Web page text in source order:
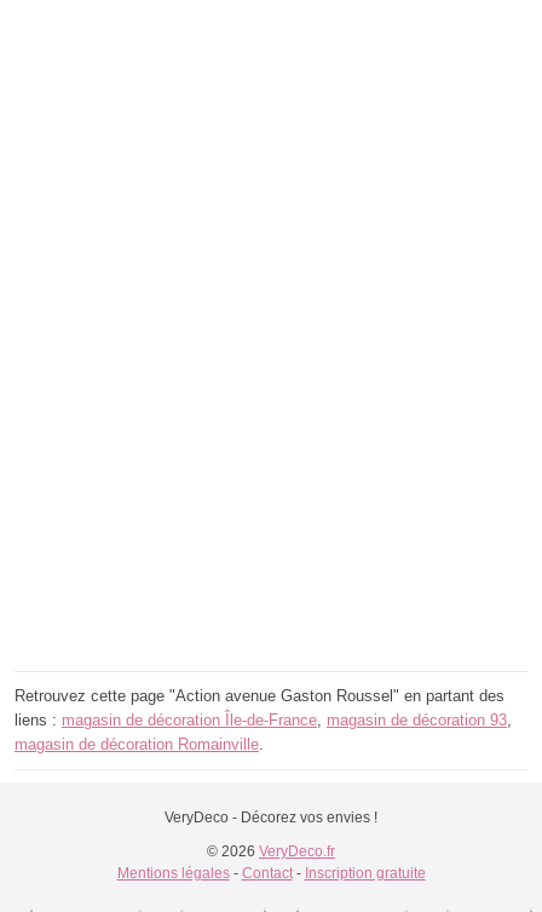
Retrouvez cette page "Action avenue Gaston Roussel" en partant des
liens : magasin de décoration Île-de-France, magasin de décoration 93,
magasin de décoration Romainville.
VeryDeco - Décorez vos envies !
© 2026 VeryDeco.fr
Mentions légales- Contact- Inscription gratuite